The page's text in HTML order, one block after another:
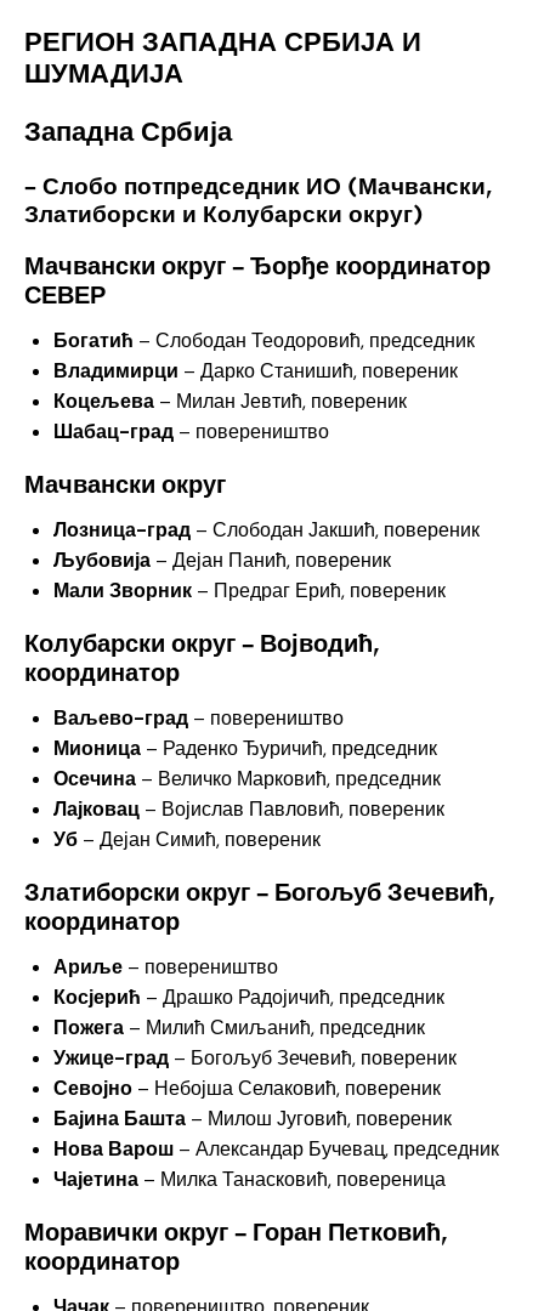
РЕГИОН ЗАПАДНА СРБИЈА И
ШУМАДИЈА
Западна Србија
– Слобо потпредседник ИО (Мачвански,
Златиборски и Колубарски округ)
Мачвански округ – Ђорђе координатор
СЕВЕР
Богатић – Слободан Теодоровић, председник
Владимирци – Дарко Станишић, повереник
Коцељева – Милан Јевтић, повереник
Шабац-град – повереништво
Мачвански округ
Лозница-град – Слободан Јакшић, повереник
Љубовија – Дејан Панић, повереник
Мали Зворник – Предраг Ерић, повереник
Колубарски округ – Војводић,
координатор
Ваљево-град – повереништво
Мионица – Раденко Ђуричић, председник
Осечина – Величко Марковић, председник
Лајковац – Војислав Павловић, повереник
Уб – Дејан Симић, повереник
Златиборски округ – Богољуб Зечевић,
координатор
Ариље – повереништво
Косјерић – Драшко Радојичић, председник
Пожега – Милић Смиљанић, председник
Ужице-град – Богољуб Зечевић, повереник
Севојно – Небојша Селаковић, повереник
Бајина Башта – Милош Југовић, повереник
Нова Варош – Александар Бучевац, председник
Чајетина – Милка Танасковић, повереница
Моравички округ – Горан Петковић,
координатор